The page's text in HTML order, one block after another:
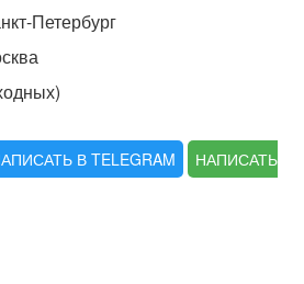
Петербург
В TELEGRAM
НАПИСАТЬ